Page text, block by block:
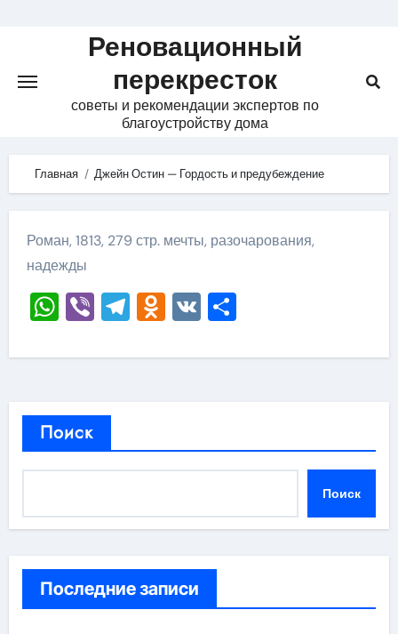
Реновационный
перекресток
советы и рекомендации экспертов по
благоустройству дома
Главная Джейн Остин — Гордость и предубеждение
Роман, 1813, 279 стр. мечты, разочарования,
надежды
WhatsApp
ViberTelegram
Odnoklassniki
VKОтправить
Поиск
Поиск
Последние записи